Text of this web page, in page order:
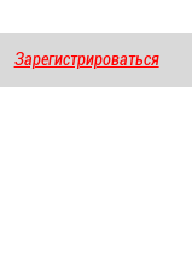
Зарегистрироваться